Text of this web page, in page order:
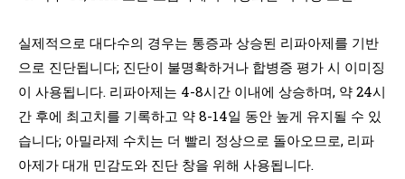
실제적으로 대다수의 경우는 통증과 상승된 리파아제를 기반
으로 진단됩니다; 진단이 불명확하거나 합병증 평가 시 이미징
이 사용됩니다. 리파아제는 4-8시간 이내에 상승하며, 약 24시
간 후에 최고치를 기록하고 약 8-14일 동안 높게 유지될 수 있
습니다; 아밀라제 수치는 더 빨리 정상으로 돌아오므로, 리파
아제가 대개 민감도와 진단 창을 위해 사용됩니다.